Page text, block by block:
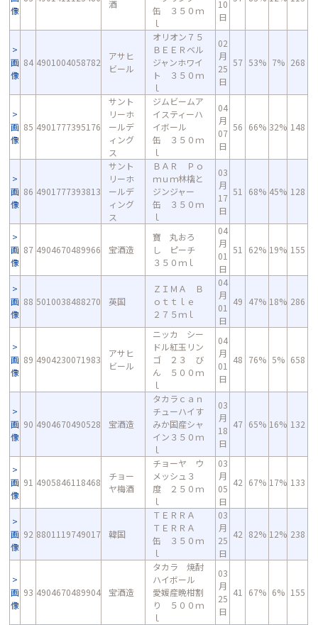
像
酒
缶 ３５０ｍ
ｌ
10
日
画
像
84 4901004058782
アサヒ
ビール
オリオン７５
ＢＥＥＲベル
ジャンホワイ
ト ３５０ｍ
ｌ
02
月
25
日
57 53% 7% 268
画
像
85 4901777395176
サント
リーホ
ールデ
ィング
ス
ジムビームア
イスティーハ
イボール
缶 ３５０ｍ
ｌ
04
月
07
日
56 66% 32% 148
画
像
86 4901777393813
サント
リーホ
ールデ
ィング
ス
ＢＡＲ Ｐｏ
ｍｕｍ林檎と
ジンジャー
缶 ３５０ｍ
ｌ
03
月
17
日
51 68% 45% 128
画
像
87 4904670489966 宝酒造
寶 丸おろ
し ピーチ
３５０ｍｌ
04
月
01
日
51 62% 19% 155
画
像
88 5010038488270 英国
ＺＩＭＡ Ｂ
ｏｔｔｌｅ
２７５ｍｌ
04
月
01
日
49 47% 18% 286
画
像
89 4904230071983
アサヒ
ビール
ニッカ シー
ドル紅玉リン
ゴ ２３ び
ん ５００ｍ
ｌ
04
月
01
日
48 76% 5% 658
画
像
90 4904670490528 宝酒造
タカラｃａｎ
チューハイす
みか国産シャ
イン３５０ｍ
ｌ
03
月
18
日
47 65% 16% 132
画
像
91 4905846118468
チョー
ヤ梅酒
チョーヤ ウ
メッシュ３
度 ２５０ｍ
ｌ
03
月
05
日
42 67% 17% 133
画
像
92 8801119749017 韓国
ＴＥＲＲＡ
ＴＥＲＲＡ
缶 ３５０ｍ
ｌ
03
月
25
日
42 82% 12% 238
画
像
93 4904670489904 宝酒造
タカラ 焼酎
ハイボール
愛媛産晩柑割
り ５００ｍ
ｌ
03
月
25
日
41 67% 6% 155